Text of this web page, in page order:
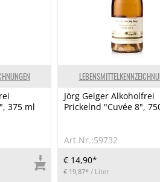
375 ml
Jörg Geiger Alkoholfrei
Prickelnd "Cuvée 8",
Art.Nr.:59732
€ 14,90*
€ 19,87* / Liter